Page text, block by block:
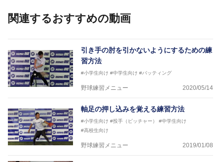
関連するおすすめの動画
引き手の肘を引かないようにするための練
習方法
#小学生向け #中学生向け #バッティング
野球練習メニュー 2020/05/14
軸足の押し込みを覚える練習方法
#小学生向け #投手（ピッチャー）
#中学生向け
#高校生向け
野球練習メニュー 2019/01/08